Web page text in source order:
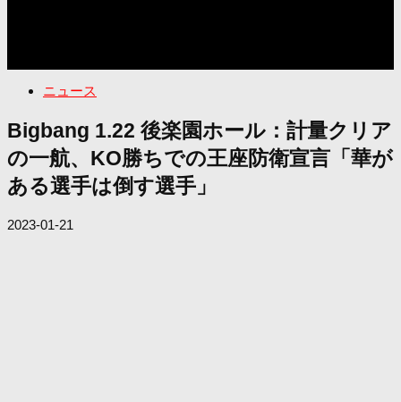
ニュース
Bigbang 1.22 後楽園ホール：計量クリア
の一航、KO勝ちでの王座防衛宣言「華が
ある選手は倒す選手」
2023-01-21